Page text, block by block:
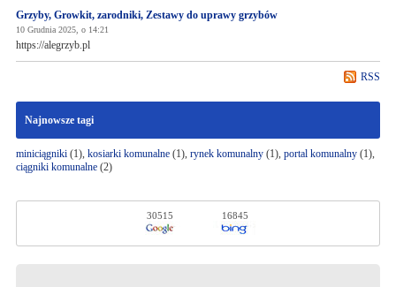
Grzyby, Growkit, zarodniki, Zestawy do uprawy grzybów
10 Grudnia 2025, o 14:21
https://alegrzyb.pl
RSS
Najnowsze tagi
miniciągniki(1), kosiarki komunalne(1), rynek komunalny(1), portal komunalny(1),
ciągniki komunalne(2)
30515 16845